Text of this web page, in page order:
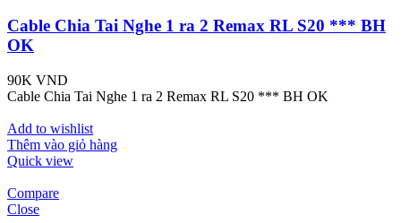
Cable Chia Tai Nghe 1 ra 2 Remax RL S20 *** BH
OK
90K VND
Cable Chia Tai Nghe 1 ra 2 Remax RL S20 *** BH OK
Add to wishlist
Thêm vào giỏ hàng
Quick view
Compare
Close